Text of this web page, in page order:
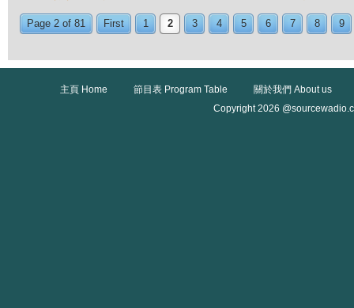
Page 2 of 81 First 1 2 3 4 5 6 7 8 9
主頁 Home 節目表 Program Table
關於我們 About us
Copyright 2026